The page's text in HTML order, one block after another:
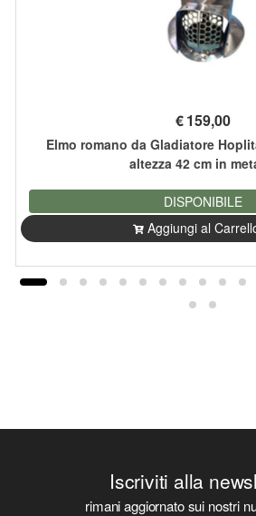
€159,00
Elmo romano da Gladiatore
altezza 42 cm in
DISPONIBILE
Aggiungi al
Iscriviti alla
rimani aggiornato sui nostri